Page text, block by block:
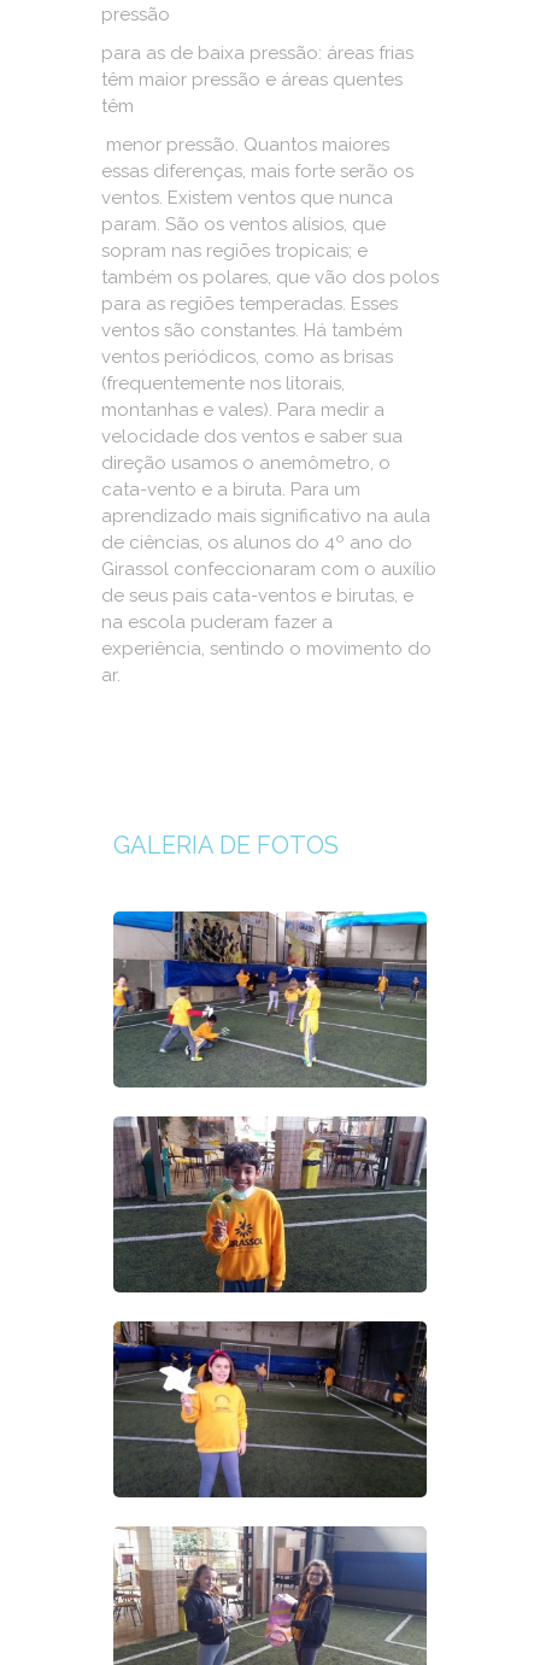
pressão
para as de baixa pressão: áreas frias
têm maior pressão e áreas quentes
têm
menor pressão. Quantos maiores
essas diferenças, mais forte serão os
ventos. Existem ventos que nunca
param. São os ventos alísios, que
sopram nas regiões tropicais; e
também os polares, que vão dos polos
para as regiões temperadas. Esses
ventos são constantes. Há também
ventos periódicos, como as brisas
(frequentemente nos litorais,
montanhas e vales). Para medir a
velocidade dos ventos e saber sua
direção usamos o anemômetro, o
cata-vento e a biruta. Para um
aprendizado mais significativo na aula
de ciências, os alunos do 4º ano do
Girassol confeccionaram com o auxílio
de seus pais cata-ventos e birutas, e
na escola puderam fazer a
experiência, sentindo o movimento do
ar.
GALERIA DE FOTOS